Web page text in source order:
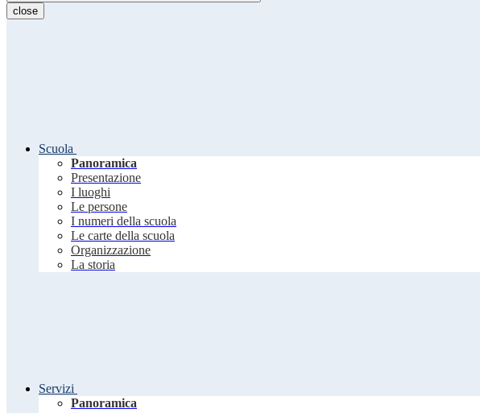
close
Scuola
Panoramica
Presentazione
I luoghi
Le persone
I numeri della scuola
Le carte della scuola
Organizzazione
La storia
Servizi
Panoramica